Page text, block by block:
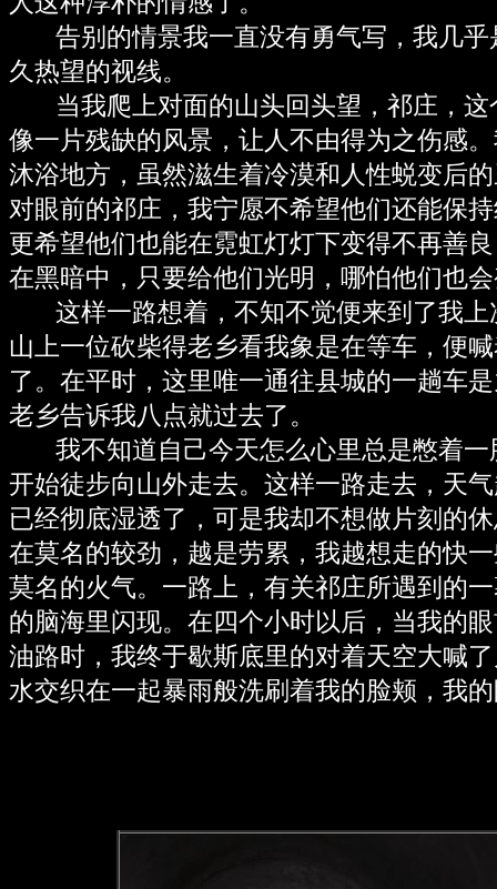
告别的情景我一直没有勇气写，我几乎
久热望的视线。
当我爬上对面的山头回头望，祁庄，这
像一片残缺的风景，让人不由得为之伤感
沐浴地方，虽然滋生着冷漠和人性蜕变后
对眼前的祁庄，我宁愿不希望他们还能保
更希望他们也能在霓虹灯灯下变得不再善
在黑暗中，只要给他们光明，哪怕他们也
这样一路想着，不知不觉便来到了我上
山上一位砍柴得老乡看我象是在等车，便
了。在平时，这里唯一通往县城的一趟车
老乡告诉我八点就过去了。
我不知道自己今天怎么心里总是憋着一
开始徒步向山外走去。这样一路走去，天
已经彻底湿透了，可是我却不想做片刻的
在莫名的较劲，越是劳累，我越想走的快
莫名的火气。一路上，有关祁庄所遇到的
的脑海里闪现。在四个小时以后，当我的
油路时，我终于歇斯底里的对着天空大喊
水交织在一起暴雨般洗刷着我的脸颊，我